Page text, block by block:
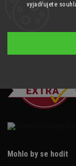
vyjadřujete
Mohlo by se hodit